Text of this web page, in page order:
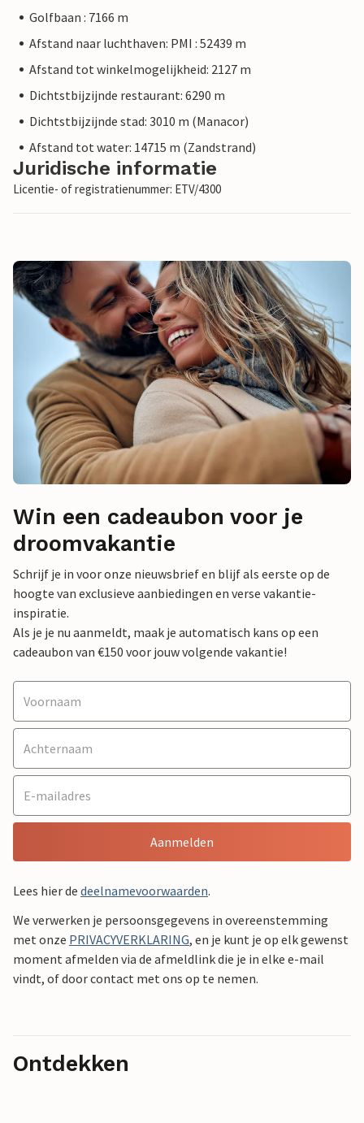
Golfbaan : 7166 m
Afstand naar luchthaven: PMI : 52439 m
Afstand tot winkelmogelijkheid: 2127 m
Dichtstbijzijnde restaurant: 6290 m
Dichtstbijzijnde stad: 3010 m (Manacor)
Afstand tot water: 14715 m (Zandstrand)
Juridische informatie
Licentie- of registratienummer: ETV/4300
Win een cadeaubon voor je
droomvakantie
Schrijf je in voor onze nieuwsbrief en blijf als eerste op de
hoogte van exclusieve aanbiedingen en verse vakantie-
inspiratie.
Als je je nu aanmeldt, maak je automatisch kans op een
cadeaubon van €150 voor jouw volgende vakantie!
Aanmelden
Lees hier de deelnamevoorwaarden.
We verwerken je persoonsgegevens in overeenstemming
met onze PRIVACYVERKLARING, en je kunt je op elk gewenst
moment afmelden via de afmeldlink die je in elke e-mail
vindt, of door contact met ons op te nemen.
Ontdekken